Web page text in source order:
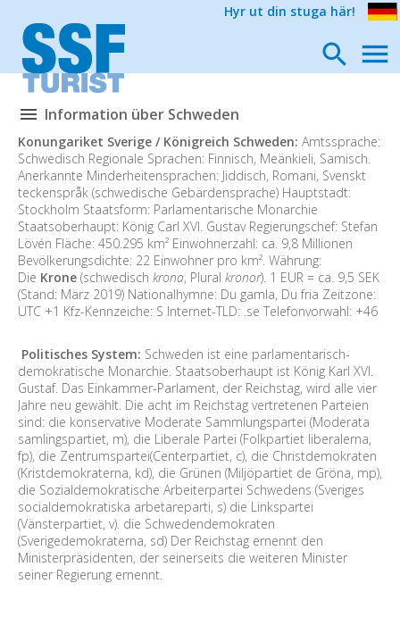
Hyr ut din stuga här!
Information über Schweden
Konungariket Sverige / Königreich Schweden: Amtssprache:
Schwedisch Regionale Sprachen: Finnisch, Meänkieli, Samisch.
Anerkannte Minderheitensprachen: Jiddisch, Romani, Svenskt
teckenspråk (schwedische Gebärdensprache) Hauptstadt:
Stockholm Staatsform: Parlamentarische Monarchie
Staatsoberhaupt: König Carl XVI. Gustav Regierungschef: Stefan
Lövén Fläche: 450.295 km² Einwohnerzahl: ca. 9,8 Millionen
Bevölkerungsdichte: 22 Einwohner pro km². Währung:
Die Krone (schwedisch krona, Plural kronor). 1 EUR = ca. 9,5 SEK
(Stand: März 2019) Nationalhymne: Du gamla, Du fria Zeitzone:
UTC +1 Kfz-Kennzeiche: S Internet-TLD: .se Telefonvorwahl: +46
Politisches System: Schweden ist eine parlamentarisch-
demokratische Monarchie. Staatsoberhaupt ist König Karl XVI.
Gustaf. Das Einkammer-Parlament, der Reichstag, wird alle vier
Jahre neu gewählt. Die acht im Reichstag vertretenen Parteien
sind: die konservative Moderate Sammlungspartei (Moderata
samlingspartiet, m), die Liberale Partei (Folkpartiet liberalerna,
fp), die Zentrumspartei(Centerpartiet, c), die Christdemokraten
(Kristdemokraterna, kd), die Grünen (Miljöpartiet de Gröna, mp),
die Sozialdemokratische Arbeiterpartei Schwedens (Sveriges
socialdemokratiska arbetareparti, s) die Linkspartei
(Vänsterpartiet, v). die Schwedendemokraten
(Sverigedemokraterna, sd) Der Reichstag ernennt den
Ministerpräsidenten, der seinerseits die weiteren Minister
seiner Regierung ernennt.